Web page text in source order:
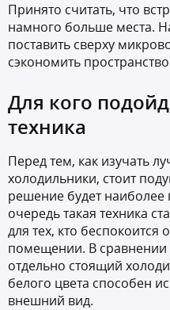
Принято считать, что
намного больше места.
поставить сверху
сэкономить
Для кого
техника
Перед тем, как изучать
холодильники, стоит
решение будет
очередь такая техника
для тех, кто
помещении. В сравнении
отдельно стоящий
белого цвета способен
внешний вид.